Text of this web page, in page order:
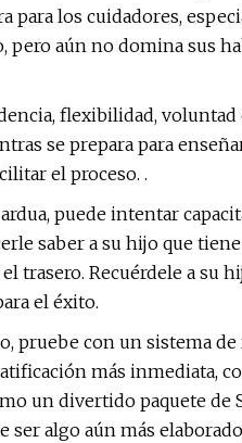
para los cuidadores,
aún no domina sus
flexibilidad,
se prepara para
el proceso. .
puede intentar
saber a su hijo que
trasero. Recuérdele a su
el éxito.
pruebe con un sistema
más inmediata,
un divertido paquete
ser algo aún más